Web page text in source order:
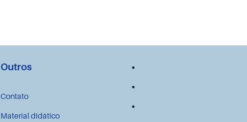
Outros
Contato
Material didático